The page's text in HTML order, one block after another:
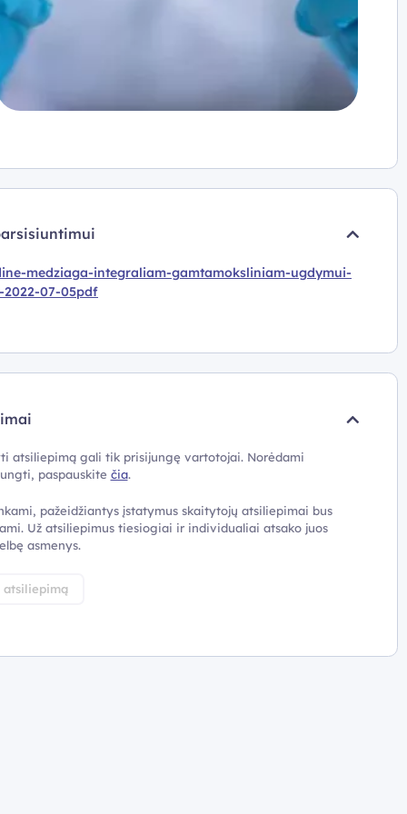
medziaga-integraliam-gamtamoksliniam-ugdymui-
2022-07-05pdf
atsiliepimą gali tik prisijungę vartotojai. Norėdami
paspauskite čia.
pažeidžiantys įstatymus skaitytojų atsiliepimai bus
Už atsiliepimus tiesiogiai ir individualiai atsako juos
asmenys.
atsiliepimą